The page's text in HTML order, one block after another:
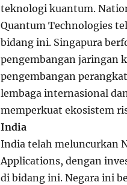
teknologi kuantum.
Quantum Technologies
bidang ini. Singapura
pengembangan jaringan
pengembangan
lembaga internasional
memperkuat ekosistem
India
India telah meluncurkan
Applications, dengan
di bidang ini. Negara ini